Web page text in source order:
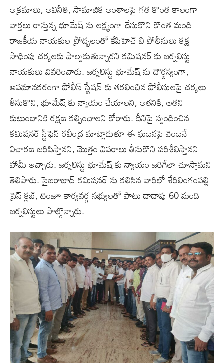
అక్రమాలు, అవినీతి, సామాజిక అంశాలపై గత కొంత కాలంగా
వార్తలు రాస్తున్న భూమేష్ ను లక్ష్యంగా చేసుకొని కొంత మంది
రాజకీయ నాయకుల ప్రోద్బలంతో కేపిహెచ్ బి పోలీసులు కక్ష
సాధింపు చర్యలకు పాల్పడుతున్నారని కమిషనర్ కు జర్నలిస్టు
నాయకులు వివరించారు. జర్నలిస్టు భూమేష్ ను దౌర్జన్యంగా,
అవమానకరంగా పోలీస్ స్టేషన్ కు తరలించిన పోలీసులపై చర్యలు
తీసుకొని, భూమేష్ కు న్యాయం చేయాలని, అతనికి, అతని
కుటుంబానికి రక్షణ కల్పించాలని కోరారు. దీనిపై స్పందించిన
కమిషనర్ స్టీఫెన్ రవీంద్ర మాట్లాడుతూ ఈ ఘటనపై వెంటనే
విచారణ జరిపిస్తానని, మొత్తం వివరాలు తీసుకొని పరిశీలిస్తానని
హామీ ఇచ్చారు. జర్నలిస్టు భూమేష్ కు న్యాయం జరిగేలా చూస్తామని
తెలిపారు. సైబరాబాద్ కమిషనర్ ను కలిసిన వారిలో శేరిలింగంపల్లి
ప్రెస్ క్లబ్, టెంజూ కార్యవర్గ సభ్యులతో పాటు దాదాపు 60 మంది
జర్నలిస్టులు పాల్గొన్నారు.